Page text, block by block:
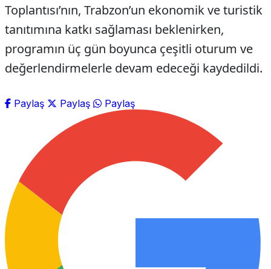
Toplantısı’nın, Trabzon’un ekonomik ve turistik
tanıtımına katkı sağlaması beklenirken,
programın üç gün boyunca çeşitli oturum ve
değerlendirmelerle devam edeceği kaydedildi.
Paylaş Paylaş Paylaş